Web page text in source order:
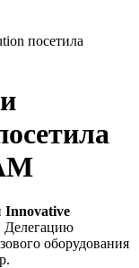
посетила
Innovative
Делегацию
оборудования